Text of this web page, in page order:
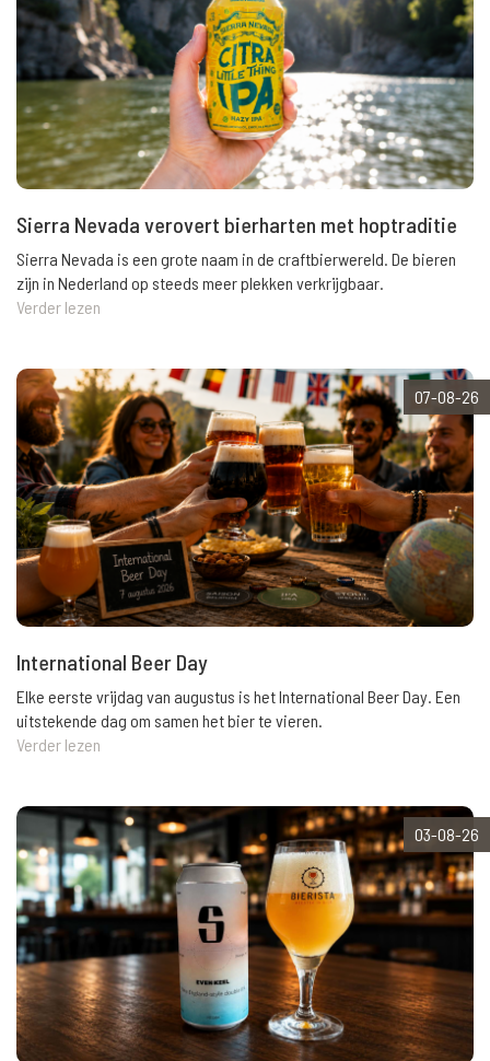
Sierra Nevada verovert bierharten met hoptraditie
Sierra Nevada is een grote naam in de craftbierwereld. De bieren
zijn in Nederland op steeds meer plekken verkrijgbaar.
Verder lezen
07-08-26
International Beer Day
Elke eerste vrijdag van augustus is het International Beer Day. Een
uitstekende dag om samen het bier te vieren.
Verder lezen
03-08-26